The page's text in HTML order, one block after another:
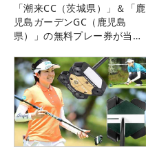
「潮来CC（茨城県）」＆「鹿
児島ガーデンGC（鹿児島
県）」の無料プレー券が当た